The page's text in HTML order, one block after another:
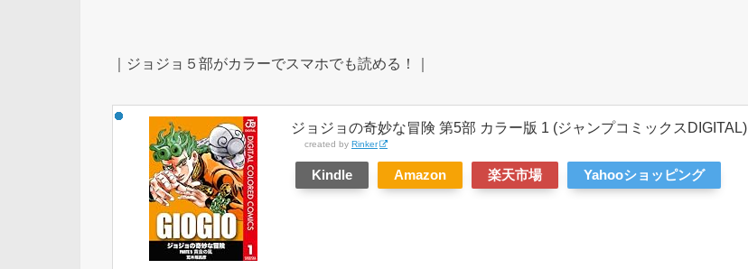
｜ジョジョ５部がカラーでスマホでも読める！｜
ジョジョの奇妙な冒険 第5部 カラー版 1 (ジャンプコミックスDIGITAL)
created by Rinker
Kindle Amazon 楽天市場 Yahooショッピング